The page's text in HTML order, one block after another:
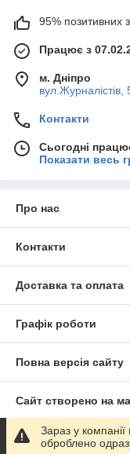
95% позитивних з
Працює з
м. Дніпро
вул.Журналістів,
Контакти
Сьогодні
Показати весь
Про нас
Контакти
Доставка та оплата
Графік роботи
Повна версія сайту
Сайт створено на
Політика
Зараз у
оброблено